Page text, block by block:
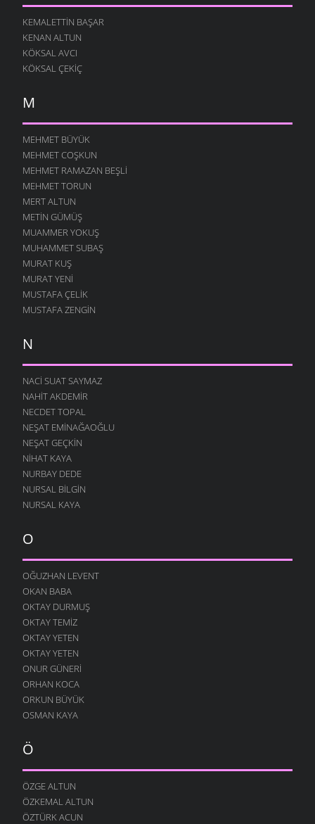
KEMALETTIN BAŞAR
KENAN ALTUN
KÖKSAL AVCI
KÖKSAL ÇEKIÇ
M
MEHMET BÜYÜK
MEHMET COŞKUN
MEHMET RAMAZAN BEŞLI
MEHMET TORUN
MERT ALTUN
METIN GÜMÜŞ
MUAMMER YOKUŞ
MUHAMMET SUBAŞ
MURAT KUŞ
MURAT YENI
MUSTAFA ÇELIK
MUSTAFA ZENGIN
N
NACI SUAT SAYMAZ
NAHIT AKDEMIR
NECDET TOPAL
NEŞAT EMINAĞAOĞLU
NEŞAT GEÇKIN
NIHAT KAYA
NURBAY DEDE
NURSAL BILGIN
NURSAL KAYA
O
OĞUZHAN LEVENT
OKAN BABA
OKTAY DURMUŞ
OKTAY TEMIZ
OKTAY YETEN
OKTAY YETEN
ONUR GÜNERI
ORHAN KOCA
ORKUN BÜYÜK
OSMAN KAYA
Ö
ÖZGE ALTUN
ÖZKEMAL ALTUN
ÖZTÜRK ACUN